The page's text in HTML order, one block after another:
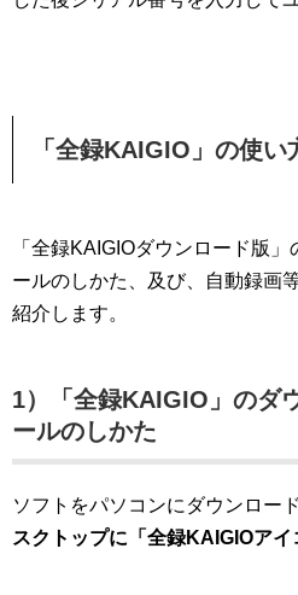
「全録KAIGIO」の使い
「全録KAIGIOダウンロード版
ールのしかた、及び、自動録画
紹介します。
1）「全録KAIGIO」のダ
ールのしかた
ソフトをパソコンにダウンロー
スクトップに「全録KAIGIOアイ